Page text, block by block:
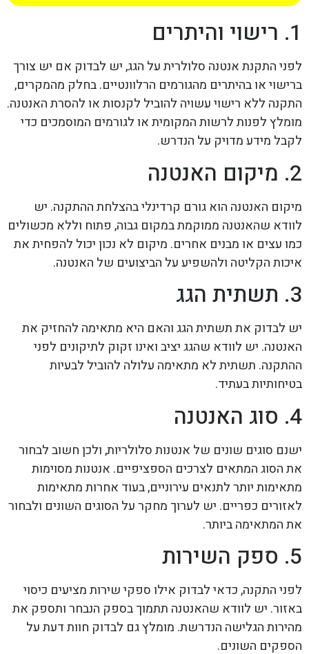
1. רישוי והיתרים
לפני התקנת אנטנה סלולרית על הגג, יש לבדוק אם יש צורך
ברישוי או בהיתרים מהגורמים הרלוונטיים. בחלק מהמקרים,
התקנה ללא רישוי עשויה להוביל לקנסות או להסרת האנטנה.
מומלץ לפנות לרשות המקומית או לגורמים המוסמכים כדי
לקבל מידע מדויק על הנדרש.
2. מיקום האנטנה
מיקום האנטנה הוא גורם קרדינלי בהצלחת ההתקנה. יש
לוודא שהאנטנה ממוקמת במקום גבוה, פתוח וללא מכשולים
כמו עצים או מבנים אחרים. מיקום לא נכון יכול להפחית את
איכות הקליטה ולהשפיע על הביצועים של האנטנה.
3. תשתית הגג
יש לבדוק את תשתית הגג והאם היא מתאימה להחזיק את
האנטנה. יש לוודא שהגג יציב ואינו זקוק לתיקונים לפני
ההתקנה. תשתית לא מתאימה עלולה להוביל לבעיות
בטיחותיות בעתיד.
4. סוג האנטנה
ישנם סוגים שונים של אנטנות סלולריות, ולכן חשוב לבחור
את הסוג המתאים לצרכים הספציפיים. אנטנות מסוימות
מתאימות יותר לתנאים עירוניים, בעוד אחרות מתאימות
לאזורים כפריים. יש לערוך מחקר על הסוגים השונים ולבחור
את המתאימה ביותר.
5. ספק השירות
לפני התקנה, כדאי לבדוק אילו ספקי שירות מציעים כיסוי
באזור. יש לוודא שהאנטנה תתמוך בספק הנבחר ותספק את
מהירות הגלישה הנדרשת. מומלץ גם לבדוק חוות דעת על
הספקים השונים.